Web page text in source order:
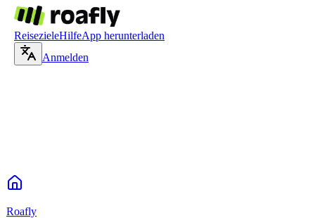
ReisezieleHilfeApp herunterladen
Anmelden
Roafly